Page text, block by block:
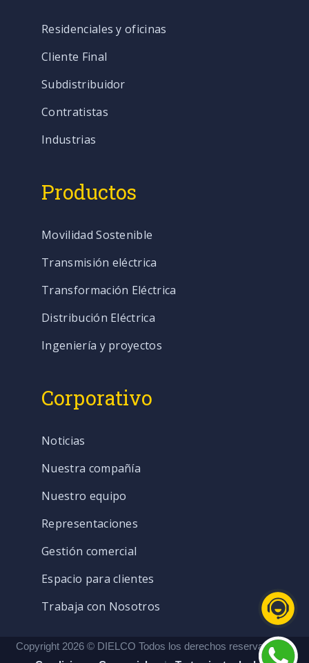
Residenciales y oficinas
Cliente Final
Subdistribuidor
Contratistas
Industrias
Productos
Movilidad Sostenible
Transmisión eléctrica
Transformación Eléctrica
Distribución Eléctrica
Ingeniería y proyectos
Corporativo
Noticias
Nuestra compañía
Nuestro equipo
Representaciones
Gestión comercial
Espacio para clientes
Trabaja con Nosotros
Copyright 2026 © DIELCO Todos los derechos reservados. |